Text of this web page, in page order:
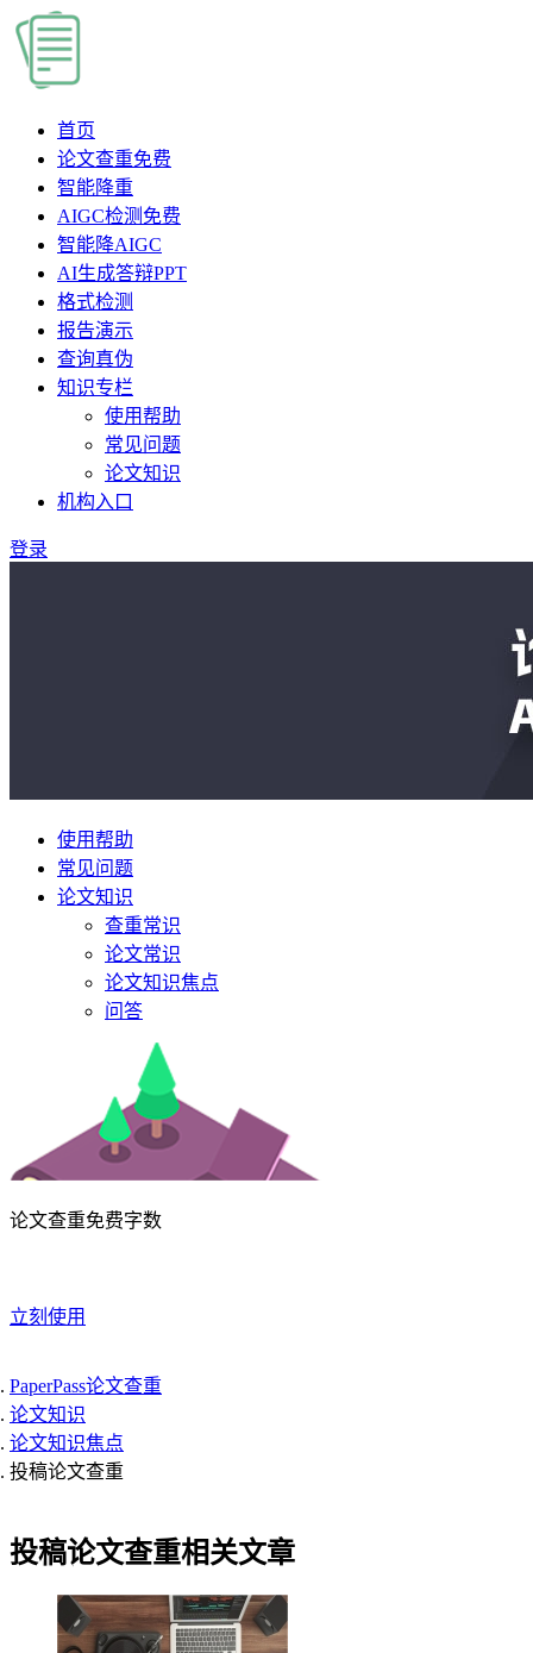
首页
论文查重免费
智能降重
AIGC检测 免费
智能降AIGC
AI生成答辩PPT
格式检测
报告演示
查询真伪
知识专栏
使用帮助
常见问题
论文知识
机构入口
登录
使用帮助
常见问题
论文知识
查重常识
论文常识
论文知识焦点
问答
论文查重免费字数
立刻使用
PaperPass论文查重
论文知识
论文知识焦点
投稿论文查重
投稿论文查重相关文章